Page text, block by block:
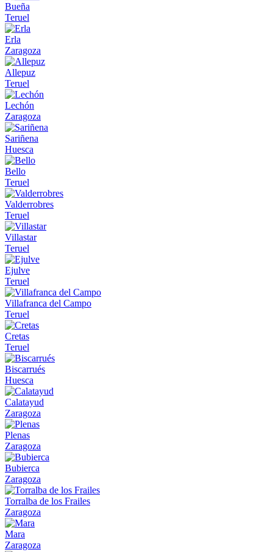
Bueña
Teruel
Erla
Zaragoza
Allepuz
Teruel
Lechón
Zaragoza
Sariñena
Huesca
Bello
Teruel
Valderrobres
Teruel
Villastar
Teruel
Ejulve
Teruel
Villafranca del Campo
Teruel
Cretas
Teruel
Biscarrués
Huesca
Calatayud
Zaragoza
Plenas
Zaragoza
Bubierca
Zaragoza
Torralba de los Frailes
Zaragoza
Mara
Zaragoza